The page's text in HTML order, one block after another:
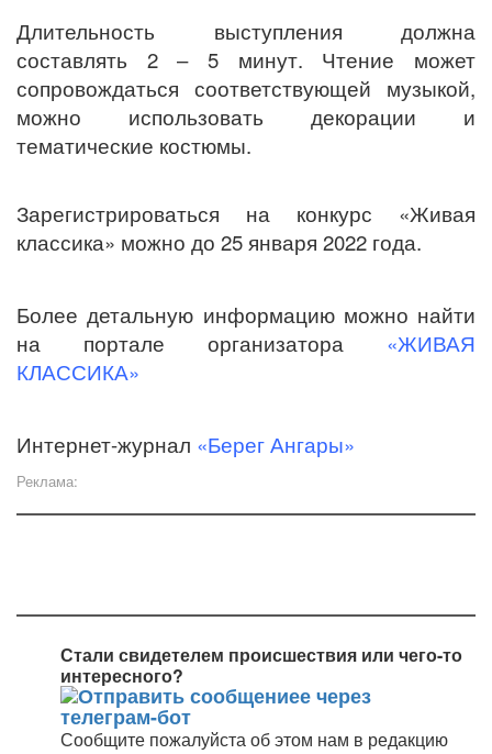
Длительность выступления должна
составлять 2 – 5 минут. Чтение может
сопровождаться соответствующей музыкой,
можно использовать декорации и
тематические костюмы.
Зарегистрироваться на конкурс «Живая
классика» можно до 25 января 2022 года.
Более детальную информацию можно найти
на портале организатора «ЖИВАЯ
КЛАССИКА»
Интернет-журнал «Берег Ангары»
Реклама:
Стали свидетелем происшествия или чего-то
интересного?
Сообщите пожалуйста об этом нам в редакцию